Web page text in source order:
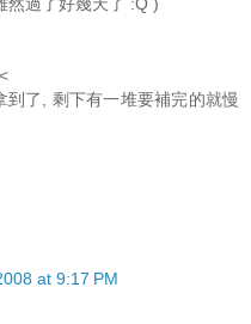
到了, 剩下有一堆要補完的就慢
at 9:17 PM